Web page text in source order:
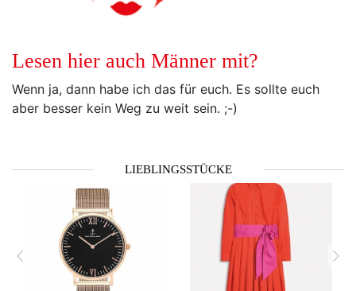
Lesen hier auch Männer mit?
Wenn ja, dann habe ich das für euch. Es sollte euch
aber besser kein Weg zu weit sein. ;-)
LIEBLINGSSTÜCKE
zurück vor